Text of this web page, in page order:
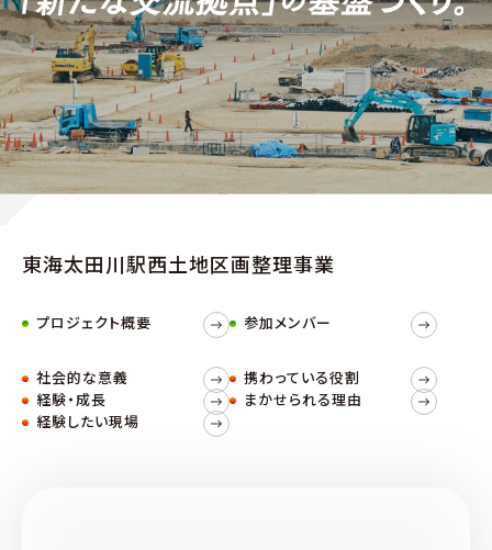
東海太田川駅西土地区画整理事業
プロジェクト概要 参加メンバー
社会的な意義
携わっている役割
経験・成長
まかせられる理由
経験したい現場